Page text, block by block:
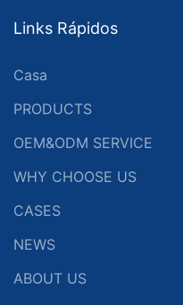
Links Rápidos
Casa
PRODUCTS
OEM&ODM SERVICE
WHY CHOOSE US
CASES
NEWS
ABOUT US